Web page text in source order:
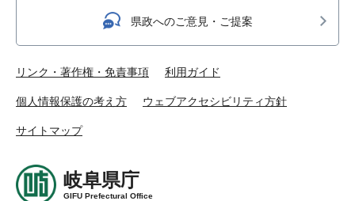
県政へのご意見・ご提案
リンク・著作権・免責事項 利用ガイド
個人情報保護の考え方 ウェブアクセシビリティ方針
サイトマップ
岐阜県庁
GIFU Prefectural Office